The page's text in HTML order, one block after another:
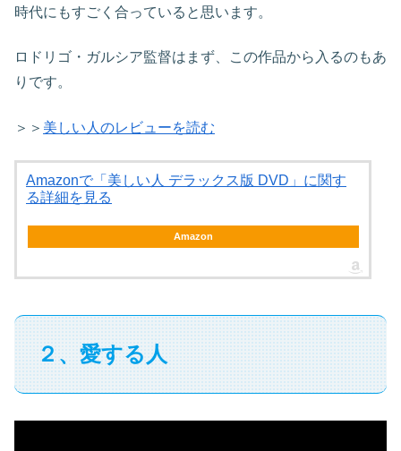
時代にもすごく合っていると思います。
ロドリゴ・ガルシア監督はまず、この作品から入るのもあ
りです。
＞＞ 美しい人のレビューを読む
Amazonで「美しい人 デラックス版 DVD」に関す
る詳細を見る
Amazon
２、愛する人